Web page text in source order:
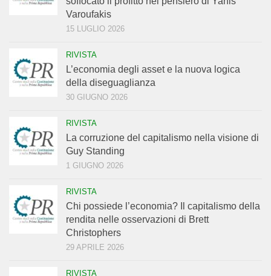
Varoufakis
15 LUGLIO 2026
RIVISTA
L’economia degli asset e la nuova logica
della diseguaglianza
30 GIUGNO 2026
RIVISTA
La corruzione del capitalismo nella visione di
Guy Standing
1 GIUGNO 2026
RIVISTA
Chi possiede l’economia? Il capitalismo della
rendita nelle osservazioni di Brett
Christophers
29 APRILE 2026
RIVISTA